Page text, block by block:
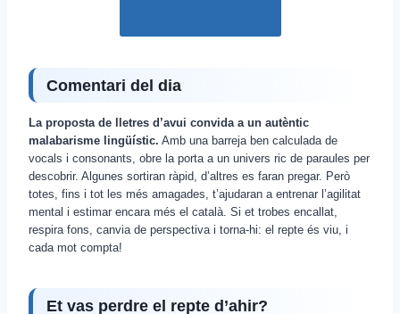
Comentari del dia
La proposta de lletres d’avui convida a un autèntic
malabarisme lingüístic. Amb una barreja ben calculada de
vocals i consonants, obre la porta a un univers ric de paraules per
descobrir. Algunes sortiran ràpid, d’altres es faran pregar. Però
totes, fins i tot les més amagades, t’ajudaran a entrenar l’agilitat
mental i estimar encara més el català. Si et trobes encallat,
respira fons, canvia de perspectiva i torna-hi: el repte és viu, i
cada mot compta!
Et vas perdre el repte d’ahir?